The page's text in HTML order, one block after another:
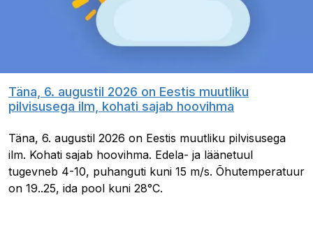
Täna, 6. augustil 2026 on Eestis muutliku
pilvisusega ilm, kohati sajab hoovihma
Täna, 6. augustil 2026 on Eestis muutliku pilvisusega
ilm. Kohati sajab hoovihma. Edela- ja läänetuul
tugevneb 4-10, puhanguti kuni 15 m/s. Õhutemperatuur
on 19..25, ida pool kuni 28°C.